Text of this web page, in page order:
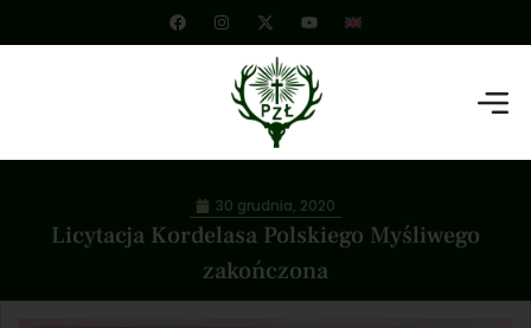
Licytacja Kordelasa Polskiego Myśliwego
zakończona
30 grudnia, 2020